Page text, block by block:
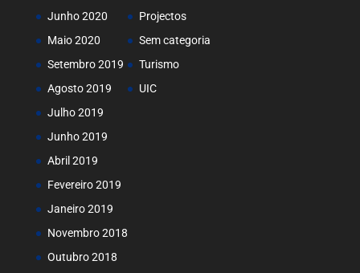
Junho 2020
Maio 2020
Setembro 2019
Agosto 2019
Julho 2019
Junho 2019
Abril 2019
Fevereiro 2019
Janeiro 2019
Novembro 2018
Outubro 2018
Projectos
Sem categoria
Turismo
UIC